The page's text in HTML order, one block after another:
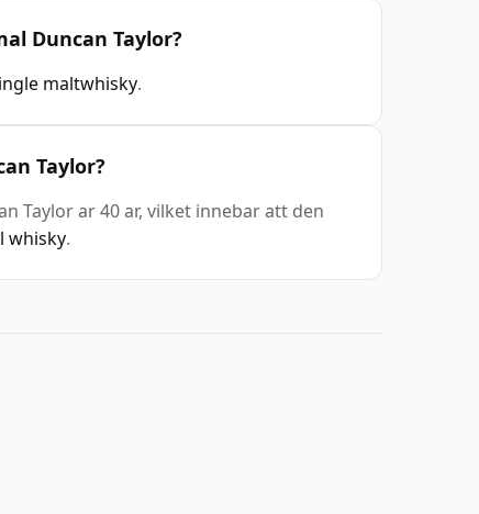
Duncan Taylor?
maltwhisky.
Taylor?
Taylor ar 40 ar, vilket innebar att den
whisky.